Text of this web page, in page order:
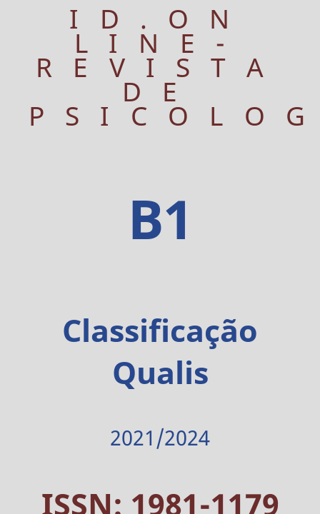
ID.ON
LINE-
REVISTA
DE
B1
Classificação
Qualis
2021/2024
ISSN: 1981-1179